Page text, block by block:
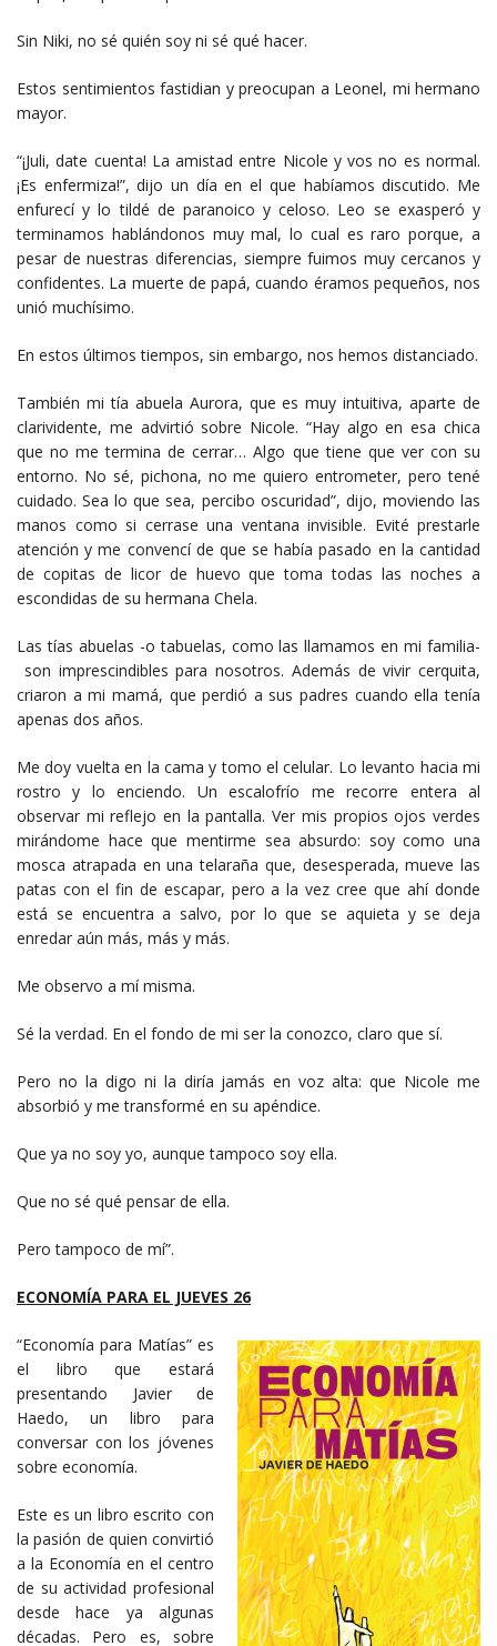
Sin Niki, no sé quién soy ni sé qué hacer.
Estos sentimientos fastidian y preocupan a Leonel, mi hermano
mayor.
“¡Juli, date cuenta! La amistad entre Nicole y vos no es normal.
¡Es enfermiza!”, dijo un día en el que habíamos discutido. Me
enfurecí y lo tildé de paranoico y celoso. Leo se exasperó y
terminamos hablándonos muy mal, lo cual es raro porque, a
pesar de nuestras diferencias, siempre fuimos muy cercanos y
confidentes. La muerte de papá, cuando éramos pequeños, nos
unió muchísimo.
En estos últimos tiempos, sin embargo, nos hemos distanciado.
También mi tía abuela Aurora, que es muy intuitiva, aparte de
clarividente, me advirtió sobre Nicole. “Hay algo en esa chica
que no me termina de cerrar… Algo que tiene que ver con su
entorno. No sé, pichona, no me quiero entrometer, pero tené
cuidado. Sea lo que sea, percibo oscuridad”, dijo, moviendo las
manos como si cerrase una ventana invisible. Evité prestarle
atención y me convencí de que se había pasado en la cantidad
de copitas de licor de huevo que toma todas las noches a
escondidas de su hermana Chela.
Las tías abuelas -o tabuelas, como las llamamos en mi familia-
son imprescindibles para nosotros. Además de vivir cerquita,
criaron a mi mamá, que perdió a sus padres cuando ella tenía
apenas dos años.
Me doy vuelta en la cama y tomo el celular. Lo levanto hacia mi
rostro y lo enciendo. Un escalofrío me recorre entera al
observar mi reflejo en la pantalla. Ver mis propios ojos verdes
mirándome hace que mentirme sea absurdo: soy como una
mosca atrapada en una telaraña que, desesperada, mueve las
patas con el fin de escapar, pero a la vez cree que ahí donde
está se encuentra a salvo, por lo que se aquieta y se deja
enredar aún más, más y más.
Me observo a mí misma.
Sé la verdad. En el fondo de mi ser la conozco, claro que sí.
Pero no la digo ni la diría jamás en voz alta: que Nicole me
absorbió y me transformé en su apéndice.
Que ya no soy yo, aunque tampoco soy ella.
Que no sé qué pensar de ella.
Pero tampoco de mí”.
ECONOMÍA PARA EL JUEVES 26
“Economía para Matías” es
el libro que estará
presentando Javier de
Haedo, un libro para
conversar con los jóvenes
sobre economía.
Este es un libro escrito con
la pasión de quien convirtió
a la Economía en el centro
de su actividad profesional
desde hace ya algunas
décadas. Pero es, sobre